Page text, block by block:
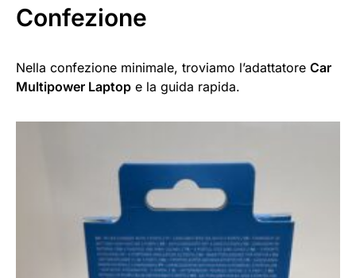
Confezione
Nella confezione minimale, troviamo l’adattatore Car
Multipower Laptop e la guida rapida.